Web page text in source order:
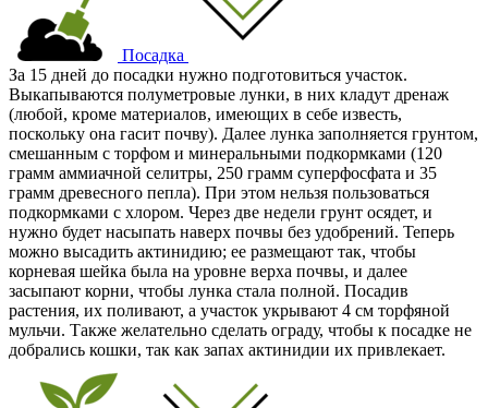
Посадка
За 15 дней до посадки нужно подготовиться участок.
Выкапываются полуметровые лунки, в них кладут дренаж
(любой, кроме материалов, имеющих в себе известь,
поскольку она гасит почву). Далее лунка заполняется грунтом,
смешанным с торфом и минеральными подкормками (120
грамм аммиачной селитры, 250 грамм суперфосфата и 35
грамм древесного пепла). При этом нельзя пользоваться
подкормками с хлором. Через две недели грунт осядет, и
нужно будет насыпать наверх почвы без удобрений. Теперь
можно высадить актинидию; ее размещают так, чтобы
корневая шейка была на уровне верха почвы, и далее
засыпают корни, чтобы лунка стала полной. Посадив
растения, их поливают, а участок укрывают 4 см торфяной
мульчи. Также желательно сделать ограду, чтобы к посадке не
добрались кошки, так как запах актинидии их привлекает.